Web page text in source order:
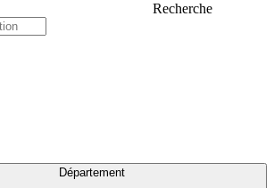
Recherche
Département